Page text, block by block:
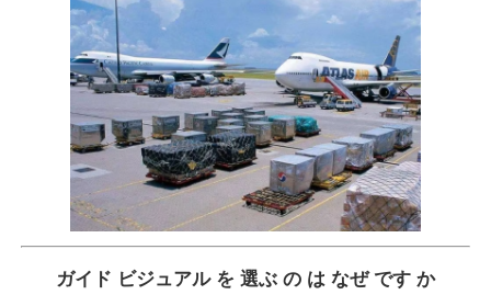
ガイド ビジュアル を 選ぶ の は なぜ です か